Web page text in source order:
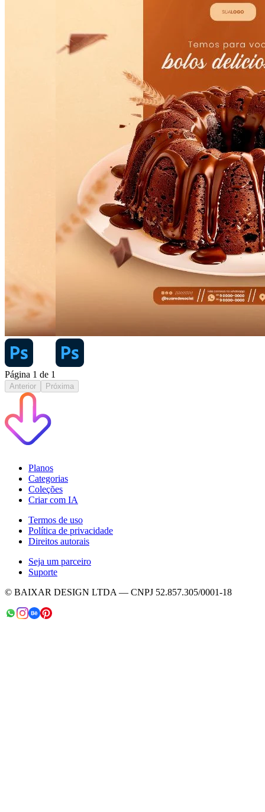
Página 1 de 1
Anterior Próxima
Planos
Categorias
Coleções
Criar com IA
Termos de uso
Política de privacidade
Direitos autorais
Seja um parceiro
Suporte
© BAIXAR DESIGN LTDA — CNPJ 52.857.305/0001-18